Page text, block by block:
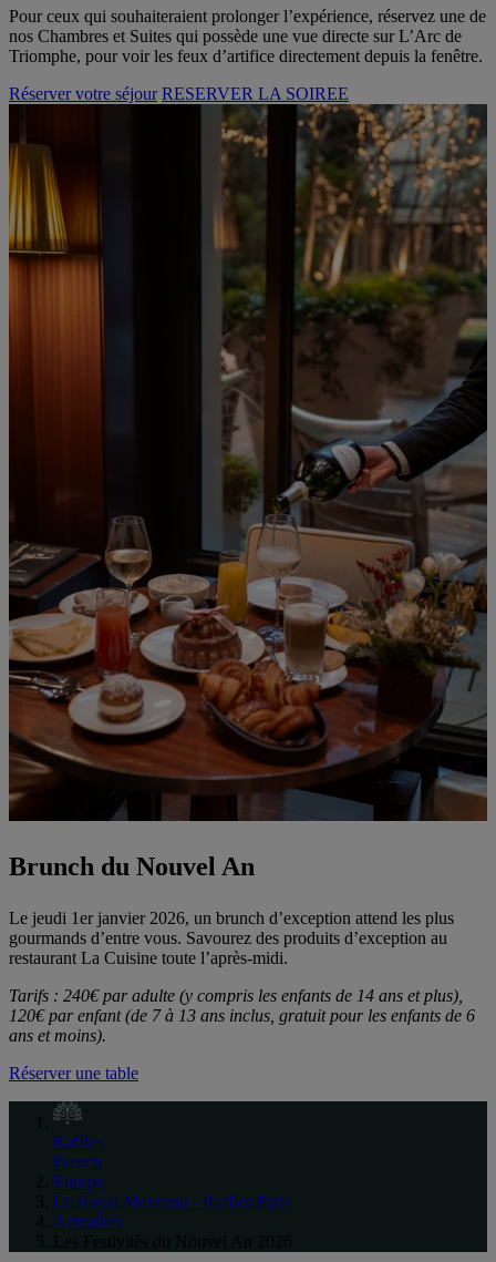
Pour ceux qui souhaiteraient prolonger l’expérience, réservez une de
nos Chambres et Suites qui possède une vue directe sur L’Arc de
Triomphe, pour voir les feux d’artifice directement depuis la fenêtre.
Réserver votre séjour RESERVER LA SOIREE
Brunch du Nouvel An
Le jeudi 1er janvier 2026, un brunch d’exception attend les plus
gourmands d’entre vous. Savourez des produits d’exception au
restaurant La Cuisine toute l’après-midi.
Tarifs : 240€ par adulte (y compris les enfants de 14 ans et plus),
120€ par enfant (de 7 à 13 ans inclus, gratuit pour les enfants de 6
ans et moins).
Réserver une table
Raffles
French
Europe
Le Royal Monceau - Raffles Paris
Actualités